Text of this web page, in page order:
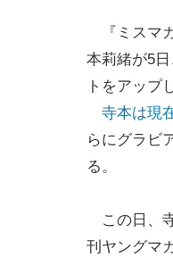
『ミスマ
本莉緒が5
トをアップ
寺本は現
らにグラビ
る。
この日、
刊ヤングマ